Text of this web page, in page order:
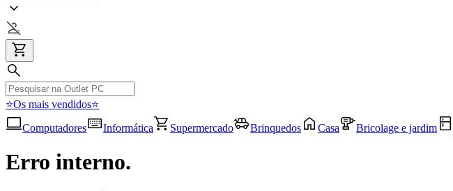
⭐Os mais vendidos⭐
Computadores
Informática Supermercado Brinquedos Casa Bricolage e jardim
Erro interno.